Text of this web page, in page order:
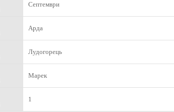
Септември
Арда
Лудогорець
Марек
1